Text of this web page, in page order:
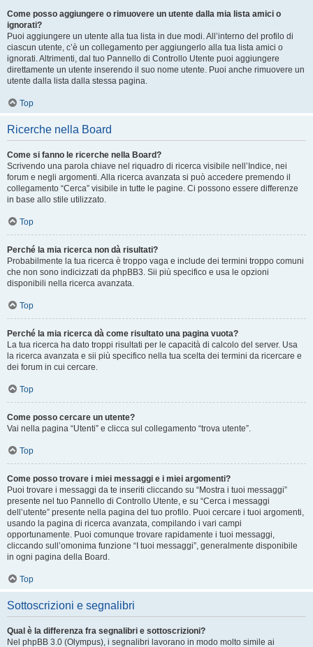
Come posso aggiungere o rimuovere un utente dalla mia lista amici o
ignorati?
Puoi aggiungere un utente alla tua lista in due modi. All’interno del profilo di
ciascun utente, c’è un collegamento per aggiungerlo alla tua lista amici o
ignorati. Altrimenti, dal tuo Pannello di Controllo Utente puoi aggiungere
direttamente un utente inserendo il suo nome utente. Puoi anche rimuovere un
utente dalla lista dalla stessa pagina.
Top
Ricerche nella Board
Come si fanno le ricerche nella Board?
Scrivendo una parola chiave nel riquadro di ricerca visibile nell’Indice, nei
forum e negli argomenti. Alla ricerca avanzata si può accedere premendo il
collegamento “Cerca” visibile in tutte le pagine. Ci possono essere differenze
in base allo stile utilizzato.
Top
Perché la mia ricerca non dà risultati?
Probabilmente la tua ricerca è troppo vaga e include dei termini troppo comuni
che non sono indicizzati da phpBB3. Sii più specifico e usa le opzioni
disponibili nella ricerca avanzata.
Top
Perché la mia ricerca dà come risultato una pagina vuota?
La tua ricerca ha dato troppi risultati per le capacità di calcolo del server. Usa
la ricerca avanzata e sii più specifico nella tua scelta dei termini da ricercare e
dei forum in cui cercare.
Top
Come posso cercare un utente?
Vai nella pagina “Utenti” e clicca sul collegamento “trova utente”.
Top
Come posso trovare i miei messaggi e i miei argomenti?
Puoi trovare i messaggi da te inseriti cliccando su “Mostra i tuoi messaggi”
presente nel tuo Pannello di Controllo Utente, e su “Cerca i messaggi
dell’utente” presente nella pagina del tuo profilo. Puoi cercare i tuoi argomenti,
usando la pagina di ricerca avanzata, compilando i vari campi
opportunamente. Puoi comunque trovare rapidamente i tuoi messaggi,
cliccando sull’omonima funzione “I tuoi messaggi”, generalmente disponibile
in ogni pagina della Board.
Top
Sottoscrizioni e segnalibri
Qual è la differenza fra segnalibri e sottoscrizioni?
Nel phpBB 3.0 (Olympus), i segnalibri lavorano in modo molto simile ai